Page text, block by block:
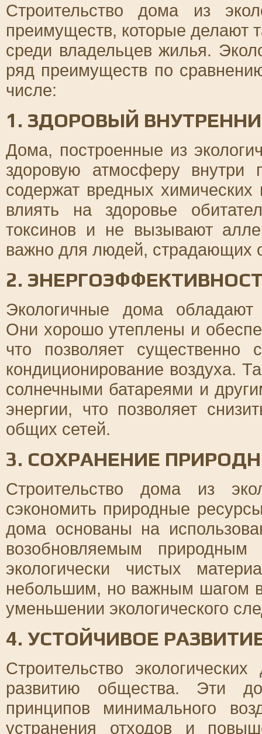
Строительство дома из
преимуществ, которые делают
среди владельцев жилья.
ряд преимуществ по
числе:
1. ЗДОРОВЫЙ
Дома, построенные из
здоровую атмосферу
содержат вредных химических
влиять на здоровье
токсинов и не вызывают
важно для людей, страдающих
2.
Экологичные дома обладают
Они хорошо утеплены и
что позволяет существенно
кондиционирование воздуха.
солнечными батареями и
энергии, что позволяет
общих сетей.
3. СОХРАНЕНИЕ
Строительство дома из
сэкономить природные
дома основаны на
возобновляемым
экологически чистых
небольшим, но важным шагом
уменьшении экологического
4. УСТОЙЧИВОЕ
Строительство
развитию общества. Эти
принципов минимального
устранения отходов и